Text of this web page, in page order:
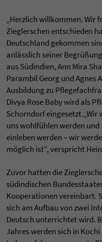
„Herzlich willkommen. Wir
Zieglerschen entschieden
Deutschland gekommen
anlässlich seiner
aus Südindien, Ann Mira
Parambil Georg und Agnes
Ausbildung zu
Divya Rose Baby wird als
Schorndorf eingesetzt.„Wir
uns wohlfühlen werden
einleben werden – wir
möglich ist“, verspricht
Zuvor hatten die
südindischen
Kooperationen vereinbart.
sich am Aufbau von zwei
Deutsch unterrichtet wird.
Jahres werden sich in